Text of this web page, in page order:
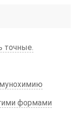
точные.
формами